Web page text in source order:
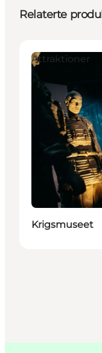
Relaterte
Attraktioner
Krigsmuseet